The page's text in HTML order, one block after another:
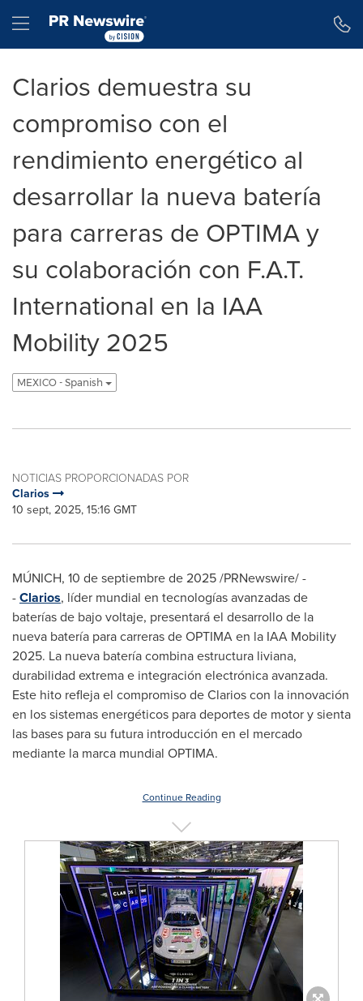
Hamburger menu
Clarios demuestra su
compromiso con el
rendimiento energético al
desarrollar la nueva batería
para carreras de OPTIMA y
su colaboración con F.A.T.
International en la IAA
Mobility 2025
MEXICO - Spanish
NOTICIAS PROPORCIONADAS POR
Clarios
10 sept, 2025, 15:16 GMT
MÚNICH, 10 de septiembre de 2025/PRNewswire/ -
-Clarios, líder mundial en tecnologías avanzadas de
baterías de bajo voltaje, presentará el desarrollo de la
nueva batería para carreras de OPTIMA en la IAA Mobility
2025. La nueva batería combina estructura liviana,
durabilidad extrema e integración electrónica avanzada.
Este hito refleja el compromiso de Clarios con la innovación
en los sistemas energéticos para deportes de motor y sienta
las bases para su futura introducción en el mercado
mediante la marca mundial OPTIMA.
Continue Reading